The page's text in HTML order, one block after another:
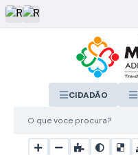
O que voce procura?
CIDADÃO